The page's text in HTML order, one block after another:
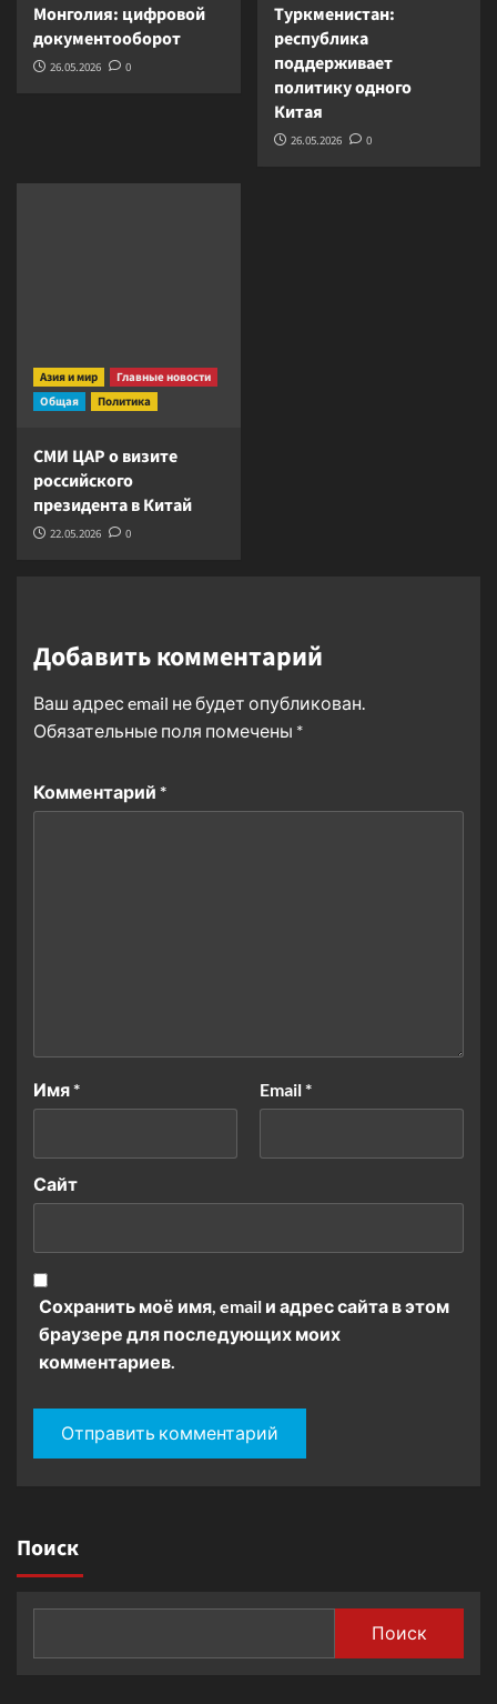
Монголия: цифровой
документооборот
26.05.2026 0
Туркменистан:
республика
поддерживает
политику одного
Китая
26.05.2026 0
Азия и мир
Главные новости
Общая
Политика
СМИ ЦАР о визите
российского
президента в Китай
22.05.2026 0
Добавить комментарий
Ваш адрес email не будет опубликован.
Обязательные поля помечены *
Комментарий *
Имя* Email*
Сайт
Сохранить моё имя, email и адрес сайта в этом
браузере для последующих моих
комментариев.
Поиск
Поиск